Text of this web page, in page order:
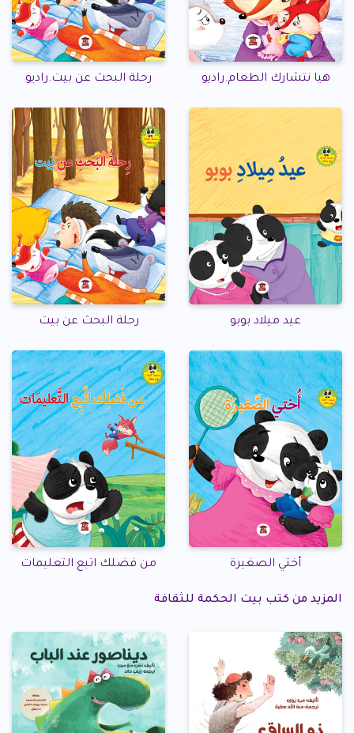
هيا نتشارك الطعام.راديو رحلة البحث عن بيت.راديو
عيد ميلاد بوبو رحلة البحث عن بيت
أختي الصغيرة من فضلك اتبع التعليمات
المزيد من كتب بيت الحكمة للثقافة